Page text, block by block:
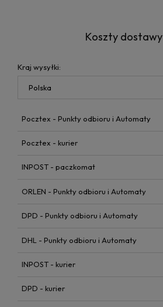
Koszty dostawy
Kraj wysyłki:
Pocztex - Punkty odbioru i Automaty
Pocztex - kurier
INPOST - paczkomat
ORLEN - Punkty odbioru i Automaty
DPD - Punkty odbioru i Automaty
DHL - Punkty odbioru i Automaty
INPOST - kurier
DPD - kurier